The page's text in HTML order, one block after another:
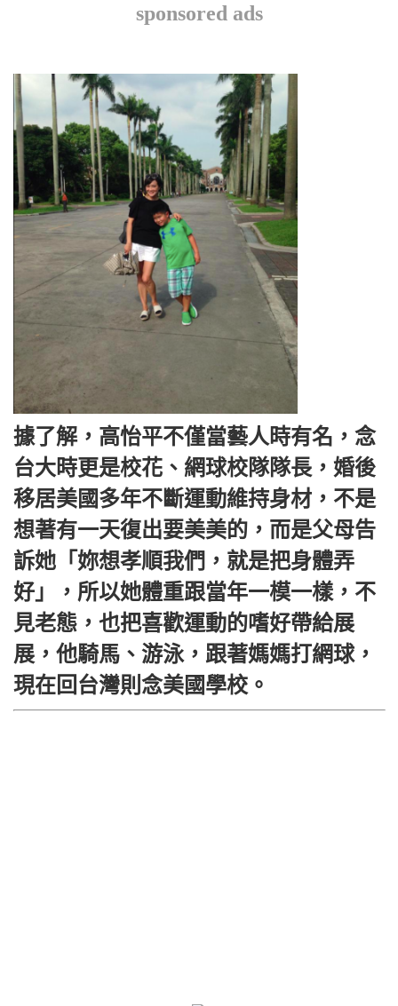
sponsored ads
據了解，高怡平不僅當藝人時有名，念
台大時更是校花、網球校隊隊長，婚後
移居美國多年不斷運動維持身材，不是
想著有一天復出要美美的，而是父母告
訴她「妳想孝順我們，就是把身體弄
好」，所以她體重跟當年一模一樣，不
見老態，也把喜歡運動的嗜好帶給展
展，他騎馬、游泳，跟著媽媽打網球，
現在回台灣則念美國學校。